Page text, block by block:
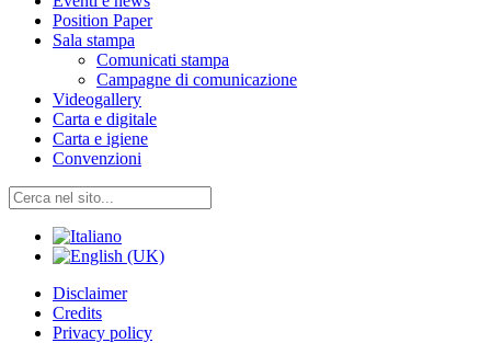
Position Paper
Sala stampa
Comunicati stampa
Campagne di comunicazione
Videogallery
Carta e digitale
Carta e igiene
Convenzioni
Disclaimer
Credits
Privacy policy